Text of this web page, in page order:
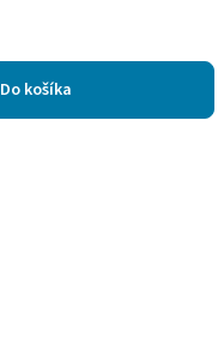
Do košíka